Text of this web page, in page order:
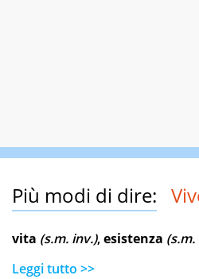
Più modi di dire:
vita (s.m. inv.),esistenza
Leggi tutto >>